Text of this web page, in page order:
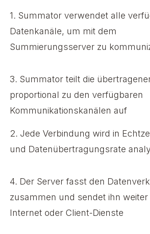
1. Summator verwendet alle
Datenkanäle, um mit dem
Summierungsserver zu
3. Summator teilt die
proportional zu den verfügbaren
Kommunikationskanälen auf
2. Jede Verbindung wird in
und Datenübertragungsrate
4. Der Server fasst den
zusammen und sendet ihn weiter
Internet oder Client-Dienste